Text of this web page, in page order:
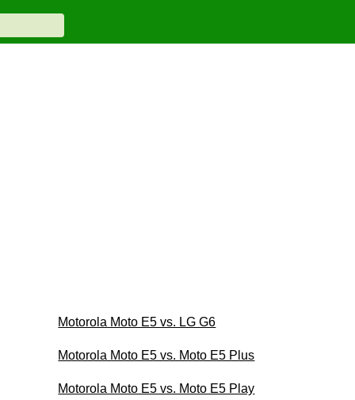
Motorola Moto E5 vs. LG G6
Motorola Moto E5 vs. Moto E5 Plus
Motorola Moto E5 vs. Moto E5 Play